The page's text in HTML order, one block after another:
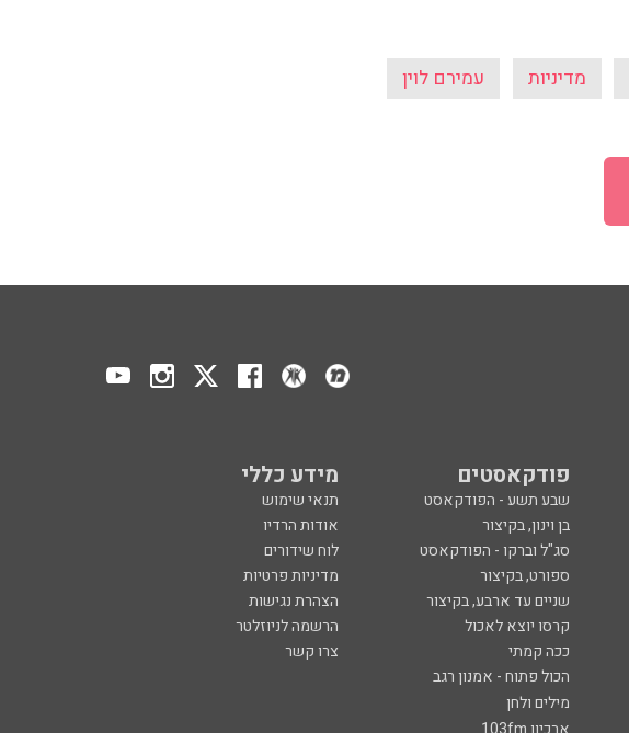
מדיניות עמירם לוין
פודקאסטים מידע כללי
שבע תשע - הפודקאסט
תנאי שימוש
בן וינון, בקיצור
אודות הרדיו
סג"ל וברקו - הפודקאסט
לוח שידורים
ספורט, בקיצור
מדיניות פרטיות
שניים עד ארבע, בקיצור
הצהרת נגישות
קרסו יוצא לאכול
הרשמה לניוזלטר
ככה קמתי
צרו קשר
הכול פתוח - אמנון רגב
מילים ולחן